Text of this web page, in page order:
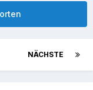
NÄCHSTE